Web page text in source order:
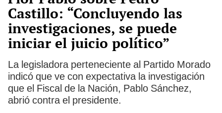
Castillo: “Concluyendo las
investigaciones, se puede
iniciar el juicio político”
La legisladora perteneciente al Partido Morado
indicó que ve con expectativa la investigación
que el Fiscal de la Nación, Pablo Sánchez,
abrió contra el presidente.